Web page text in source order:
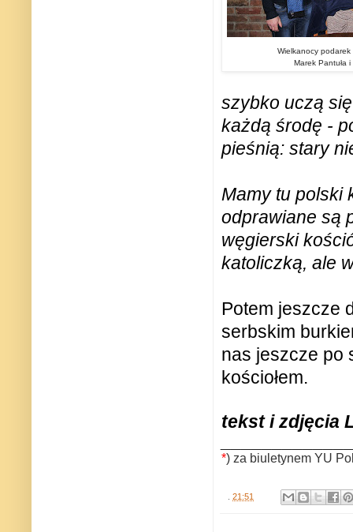
Wielkanocy
Marek Pantuła
szybko uczą
każdą środę -
pieśnią: stary
Mamy tu polski
odprawiane są
węgierski
katoliczką, ale
Potem jeszcze
serbskim
nas jeszcze po
kościołem.
tekst i zdjęcia
*) za biuletynem YU
21:51